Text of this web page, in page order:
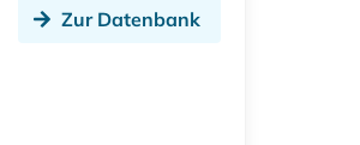
Zur Datenbank